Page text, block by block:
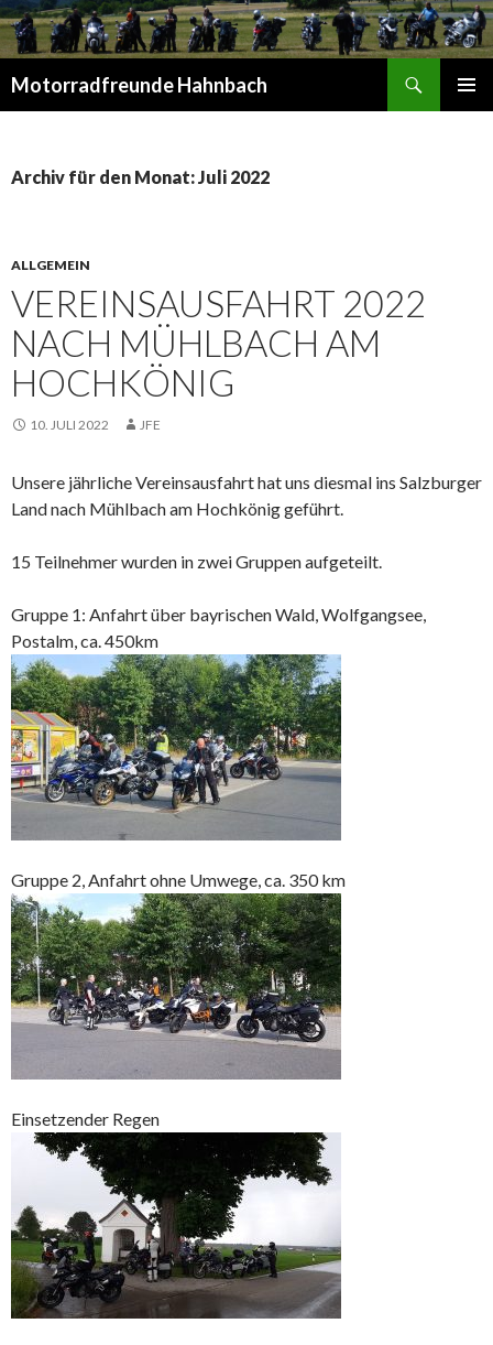
Motorradfreunde Hahnbach
Archiv für den Monat: Juli 2022
ALLGEMEIN
VEREINSAUSFAHRT 2022
NACH MÜHLBACH AM
HOCHKÖNIG
10. JULI 2022 JFE
Unsere jährliche Vereinsausfahrt hat uns diesmal ins Salzburger
Land nach Mühlbach am Hochkönig geführt.
15 Teilnehmer wurden in zwei Gruppen aufgeteilt.
Gruppe 1: Anfahrt über bayrischen Wald, Wolfgangsee,
Postalm, ca. 450km
Gruppe 2, Anfahrt ohne Umwege, ca. 350 km
Einsetzender Regen